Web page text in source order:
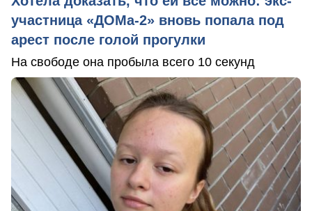
участница «ДОМа-2» вновь попала под
арест после голой прогулки
На свободе она пробыла всего 10 секунд